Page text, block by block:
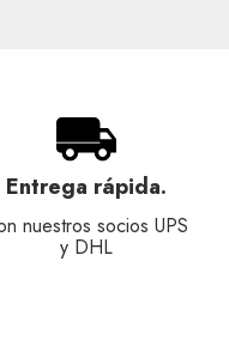
Presupuesto
¡Convierta su cesta en
presupuesto!